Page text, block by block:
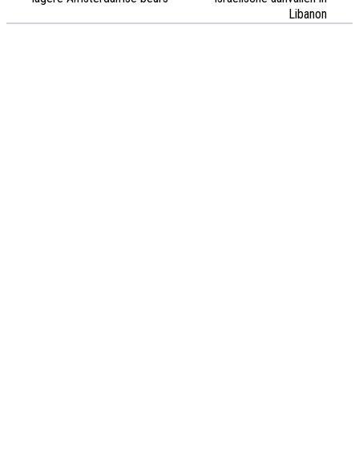
Libanon